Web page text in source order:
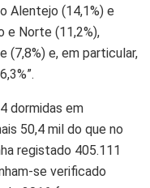
Alentejo (14,1%) e
e Norte (11,2%),
(7,8%) e, em particular,
dormidas em
50,4 mil do que no
registado 405.111
se verificado